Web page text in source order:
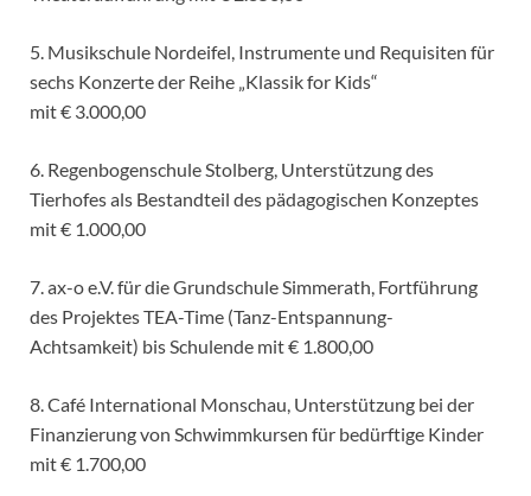
5. Musikschule Nordeifel, Instrumente und Requisiten für
sechs Konzerte der Reihe „Klassik for Kids“
mit € 3.000,00
6. Regenbogenschule Stolberg, Unterstützung des
Tierhofes als Bestandteil des pädagogischen Konzeptes
mit € 1.000,00
7. ax-o e.V. für die Grundschule Simmerath, Fortführung
des Projektes TEA-Time (Tanz-Entspannung-
Achtsamkeit) bis Schulende mit € 1.800,00
8. Café International Monschau, Unterstützung bei der
Finanzierung von Schwimmkursen für bedürftige Kinder
mit € 1.700,00